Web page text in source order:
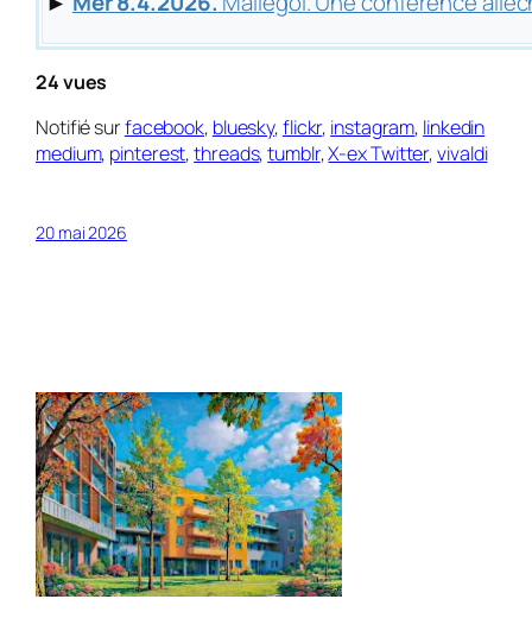
24 vues
Notifié surfacebook, bluesky,flickr, instagram, linkedin
medium, pinterest,threads,tumblr,X-ex Twitter,vivaldi
20 mai 2026